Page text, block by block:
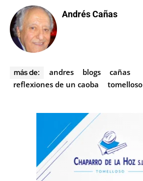
Andrés Cañas
más de: andres blogs
cañas
reflexiones de un caoba
tomelloso